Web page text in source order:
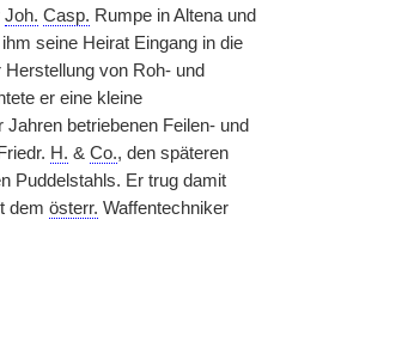
Joh. Casp. Rumpe in Altena und
seine Heirat Eingang in die
von Roh- und
er eine kleine
betriebenen Feilen- und
H. & Co., den späteren
Puddelstahls. Er trug damit
dem österr. Waffentechniker